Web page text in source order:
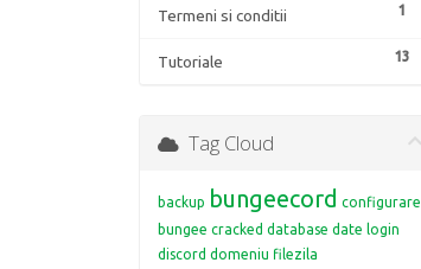
1
Termeni si conditii
13
Tutoriale
Tag Cloud
backup bungeecord configurare
bungee cracked database date login
discord domeniu filezila